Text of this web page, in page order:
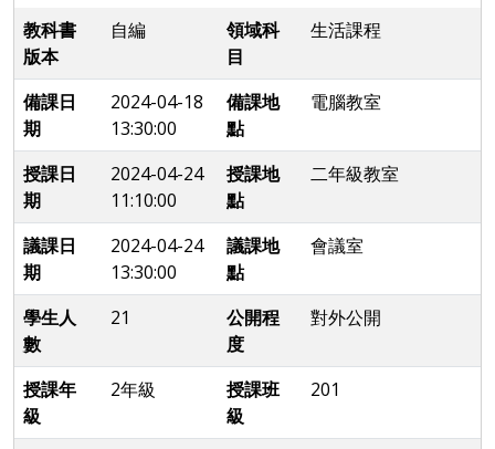
教科書
版本
自編
領域科
目
生活課程
備課日
期
2024-04-18
13:30:00
備課地
點
電腦教室
授課日
期
2024-04-24
11:10:00
授課地
點
二年級教室
議課日
期
2024-04-24
13:30:00
議課地
點
會議室
學生人
數
21
公開程
度
對外公開
授課年
級
2年級
授課班
級
201